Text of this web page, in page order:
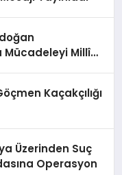
Mücadeleyi Millî
Kaçakçılığı
Üzerinden Suç
Operasyon